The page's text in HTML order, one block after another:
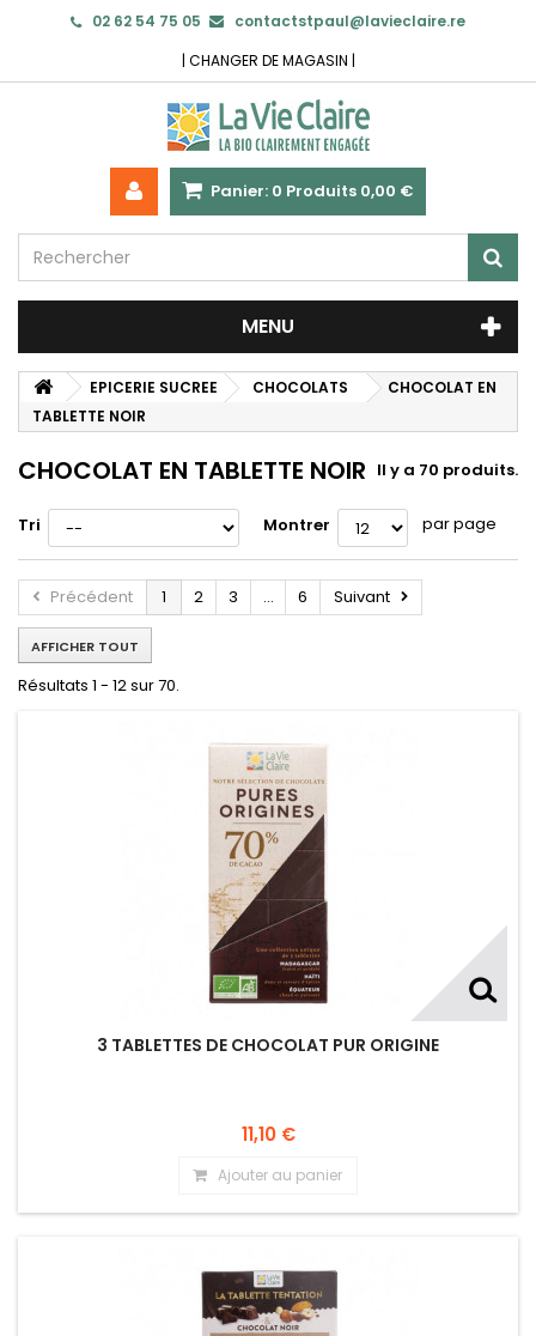
02 62 54 75 05
contactstpaul@lavieclaire.re
| CHANGER DE MAGASIN |
Panier: 0 Produits 0,00 €
MENU
EPICERIE SUCREE CHOCOLATS
CHOCOLAT EN
TABLETTE NOIR
CHOCOLAT EN TABLETTE NOIR Il y a 70 produits.
Tri Montrer par page
Précédent 1 2 3 ... 6 Suivant
AFFICHER TOUT
Résultats 1 - 12 sur 70.
3 TABLETTES DE CHOCOLAT PUR ORIGINE
11,10 €
Ajouter au panier